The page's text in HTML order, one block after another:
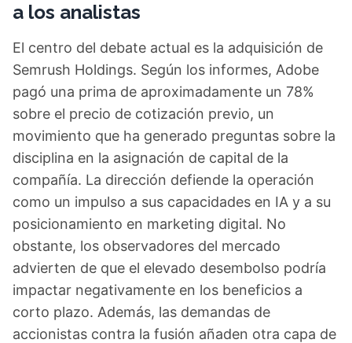
a los analistas
El centro del debate actual es la adquisición de
Semrush Holdings. Según los informes, Adobe
pagó una prima de aproximadamente un 78%
sobre el precio de cotización previo, un
movimiento que ha generado preguntas sobre la
disciplina en la asignación de capital de la
compañía. La dirección defiende la operación
como un impulso a sus capacidades en IA y a su
posicionamiento en marketing digital. No
obstante, los observadores del mercado
advierten de que el elevado desembolso podría
impactar negativamente en los beneficios a
corto plazo. Además, las demandas de
accionistas contra la fusión añaden otra capa de